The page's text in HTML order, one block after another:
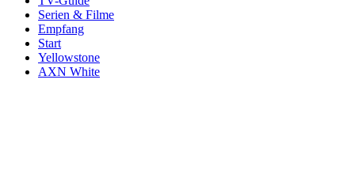
Serien & Filme
Empfang
Start
Yellowstone
AXN White